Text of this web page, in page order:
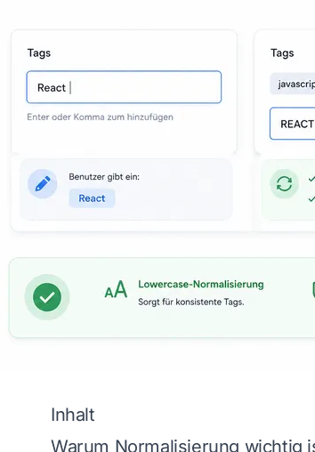
Inhalt
Warum Normalisierung wichtig